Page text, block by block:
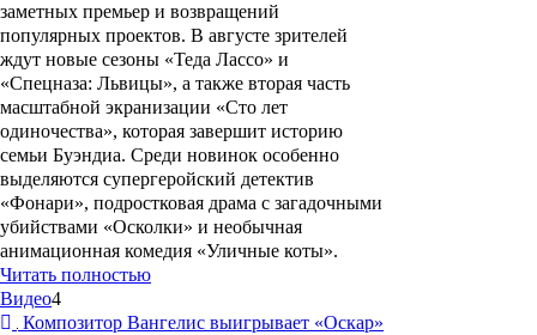
заметных премьер и возвращений
популярных проектов. В августе зрителей
ждут новые сезоны «Теда Лассо» и
«Спецназа: Львицы», а также вторая часть
масштабной экранизации «Сто лет
одиночества», которая завершит историю
семьи Буэндиа. Среди новинок особенно
выделяются супергеройский детектив
«Фонари», подростковая драма с загадочными
убийствами «Осколки» и необычная
анимационная комедия «Уличные коты».
Читать полностью
Видео4
Композитор Вангелис выигрывает «Оскар»